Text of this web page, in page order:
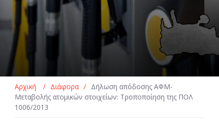
Αρχική / Διάφορα / Δήλωση απόδοσης ΑΦΜ-
Μεταβολής ατομικών στοιχείων: Τροποποίηση της ΠΟΛ
1006/2013